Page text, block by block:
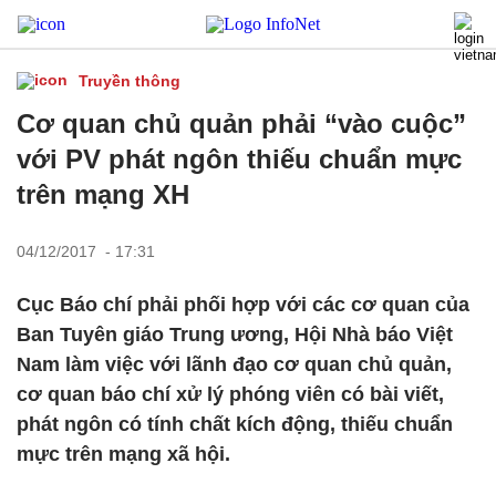
Truyền thông
Cơ quan chủ quản phải “vào cuộc”
với PV phát ngôn thiếu chuẩn mực
trên mạng XH
04/12/2017 - 17:31
Cục Báo chí phải phối hợp với các cơ quan của
Ban Tuyên giáo Trung ương, Hội Nhà báo Việt
Nam làm việc với lãnh đạo cơ quan chủ quản,
cơ quan báo chí xử lý phóng viên có bài viết,
phát ngôn có tính chất kích động, thiếu chuẩn
mực trên mạng xã hội.